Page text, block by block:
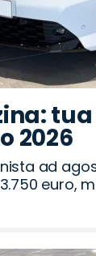
tua
2026
ad
euro,